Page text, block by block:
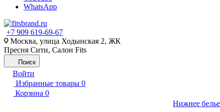
WhatsApp
+7 909 619-69-67
Москва, улица Ходынская 2, ЖК
Пресня Сити, Салон Fits
Поиск
Войти
Избранные товары 0
Корзина 0
Нижнее белье